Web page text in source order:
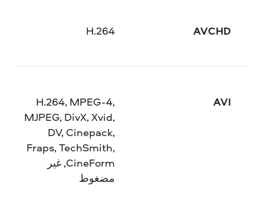
AVCHD
H.264
AVI
H.264, MPEG-4,
MJPEG, DivX, Xvid,
DV, Cinepack,
Fraps, TechSmith,
CineForm, غير
مضغوط